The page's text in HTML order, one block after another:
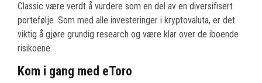
Classic være verdt å vurdere som en del av en diversifisert
portefølje. Som med alle investeringer i kryptovaluta, er det
viktig å gjøre grundig research og være klar over de iboende
risikoene.
Kom i gang med eToro